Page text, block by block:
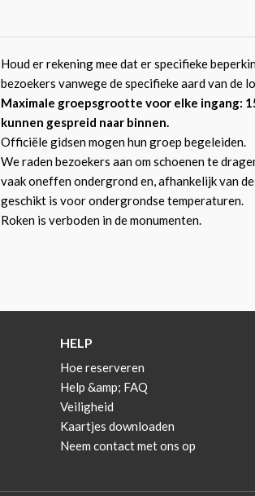
Houd er rekening mee dat er specifieke
bezoekers vanwege de specifieke aard van de
Maximale groepsgrootte voor elke ingang:
kunnen gespreid naar binnen.
Officiële gidsen mogen hun groep begeleiden.
We raden bezoekers aan om schoenen te
vaak oneffen ondergrond en, afhankelijk van
geschikt is voor ondergrondse temperaturen.
Roken is verboden in de monumenten.
HELP
Hoe reserveren
Help &amp; FAQ
Veiligheid
Kaartjes downloaden
Neem contact met ons op